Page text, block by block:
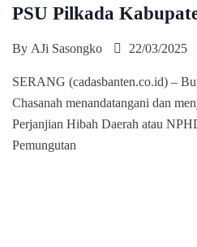
PSU Pilkada
By AJi Sasongko 22/03/2025
SERANG (cadasbanten.co.id) –
Chasanah menandatangani dan
Perjanjian Hibah Daerah atau
Pemungutan